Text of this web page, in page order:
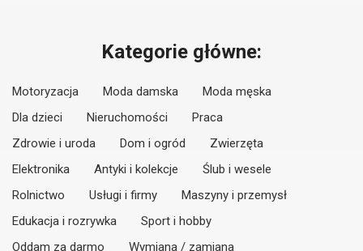
Kategorie główne:
Motoryzacja Moda damska
Moda męska
Dla dzieci
Nieruchomości
Praca
Zdrowie i uroda
Dom i ogród
Zwierzęta
Elektronika
Antyki i kolekcje
Ślub i wesele
Rolnictwo
Usługi i firmy
Maszyny i przemysł
Edukacja i rozrywka
Sport i hobby
Oddam za darmo
Wymiana / zamiana